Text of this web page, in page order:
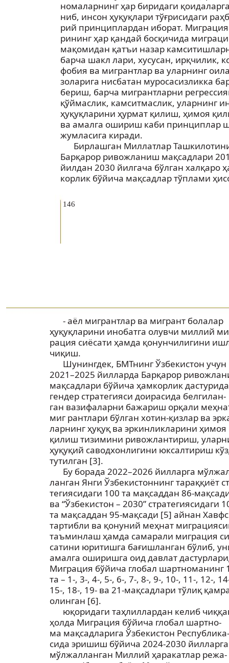
146
номаларнинг ҳар биридаги
ниб, инсон ҳуқуқлари тўғрисидаги
рий принциплардан иборат.
рининг ҳар қандай босқичида
мақомидан қатъи назар
барча шакл лари, хусусан, ирқчилик,
фобия ва мигрантлар ва уларнинг
золарига нисбатан муросасизликка
бериш, барча мигрантларни
қўймаслик, камситмаслик, уларнинг
ҳуқуқларини ҳурмат қилиш, ҳимоя
ва амалга ошириш каби принциплар
жумласига киради.
Бирлашган Миллатлар
Барқарор ривожланиш мақсадлари
йилдан 2030 йилгача бўлган халқаро
корлик бўйича мақсадлар тўплами
- аёл мигрантлар ва мигрант болалар
ҳуқуқларини инобатга олувчи миллий
рация сиёсати ҳамда қонунчилигини
чиқиш.
Шунингдек, БМТнинг Ўзбекистон учун
2021–2025 йилларда Барқарор
мақсадлари бўйича ҳамкорлик дастурида
гендер стратегияси доирасида белгилан-
ган вазифаларни бажариш орқали
миг рантлари бўлган хотин-қизлар ва
ларнинг ҳуқуқ ва эркинликларини ҳимоя
қилиш тизимини ривожлантириш,
ҳуқуқий саводхонлигини юксалтириш
тутилган [3].
Бу борада 2022–2026 йилларга
ланган Янги Ўзбекистоннинг тараққиёт
тегиясидаги 100 та мақсаддан 86-
ва “Ўзбекистон – 2030” стратегиясидаги
та мақсаддан 95-мақсади [5] айнан
тартибли ва қонуний меҳнат
таъминлаш ҳамда самарали миграция
сатини юритишга бағишланган бўлиб,
амалга оширишга оид давлат
Миграция бўйича глобал шартноманинг
та – 1-, 3-, 4-, 5-, 6-, 7-, 8-, 9-, 10-, 11-, 12-,
15-, 18-, 19- ва 21-мақсадлари тўлиқ
олинган [6].
юқоридаги таҳлиллардан келиб
ҳолда Миграция бўйича глобал шартно-
ма мақсадларига Ўзбекистон Республика-
сида эришиш бўйича 2024-2030 йилларга
мўлжалланган Миллий ҳаракатлар режа-